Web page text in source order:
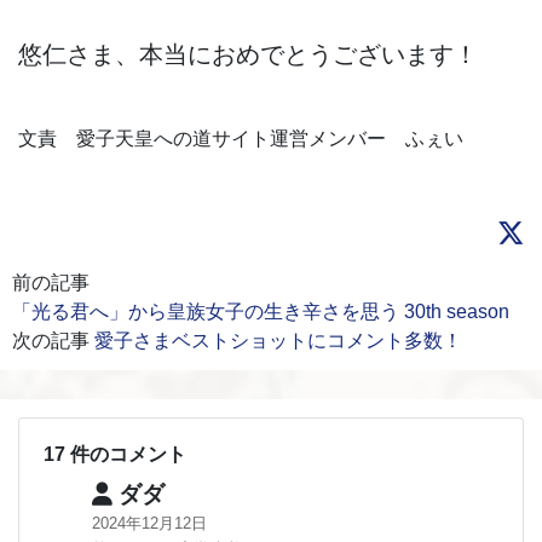
悠仁さま、本当におめでとうございます！
文責 愛子天皇への道サイト運営メンバー ふぇい
前の記事
「光る君へ」から皇族女子の生き辛さを思う 30th season
次の記事 愛子さまベストショットにコメント多数！
17 件のコメント
ダダ
2024年12月12日